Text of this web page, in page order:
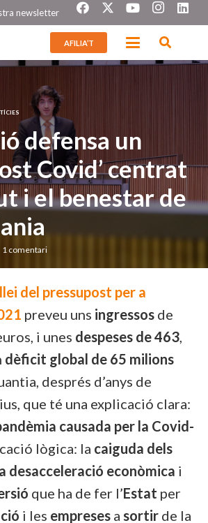
newsletter
AFILIA’T
defensa un
Covid’ centrat
i el benestar de
1 comentari
del pressupost per a
preveu uns ingressos de
i unes despeses de 463,
dèficit global de 65 milions
després d’anys de
que té una explicació clara:
causada per la Covid-
lògica: la caiguda dels
desacceleració econòmica i
que ha de fer l’Estat per
i les empreses a sortir de la